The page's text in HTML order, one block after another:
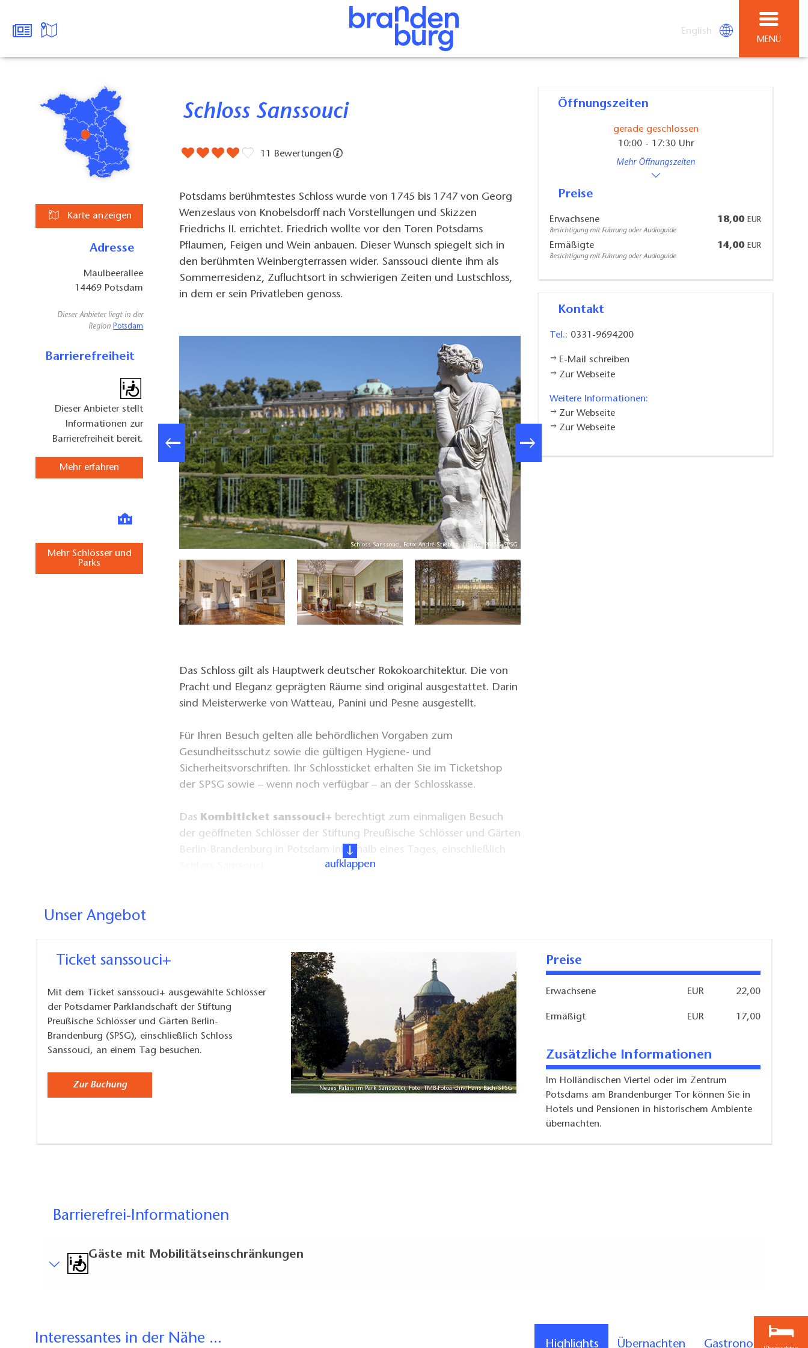
English
MENÜ
Karte anzeigen
Adresse
Maulbeerallee
14469 Potsdam
Dieser Anbieter liegt in der
Region Potsdam
Barrierefreiheit
Dieser Anbieter stellt
Informationen zur
Barrierefreiheit bereit.
Mehr erfahren
Mehr Schlösser und
Parks
Schloss Sanssouci
11 Bewertungen
Potsdams berühmtestes Schloss wurde von 1745 bis 1747 von Georg
Wenzeslaus von Knobelsdorff nach Vorstellungen und Skizzen
Friedrichs II. errichtet. Friedrich wollte vor den Toren Potsdams
Pflaumen, Feigen und Wein anbauen. Dieser Wunsch spiegelt sich in
den berühmten Weinbergterrassen wider. Sanssouci diente ihm als
Sommerresidenz, Zufluchtsort in schwierigen Zeiten und Lustschloss,
in dem er sein Privatleben genoss.
Schloss Sanssouci, Foto: André Stiebitz, Lizenz: PMSG SPSG
Das Schloss gilt als Hauptwerk deutscher Rokokoarchitektur. Die von
Pracht und Eleganz geprägten Räume sind original ausgestattet. Darin
sind Meisterwerke von Watteau, Panini und Pesne ausgestellt.
Für Ihren Besuch gelten alle behördlichen Vorgaben zum
Gesundheitsschutz sowie die gültigen Hygiene- und
Sicherheitsvorschriften. Ihr Schlossticket erhalten Sie im Ticketshop
der SPSG sowie – wenn noch verfügbar – an der Schlosskasse.
Das Kombiticket sanssouci+ berechtigt zum einmaligen Besuch
der geöffneten Schlösser der Stiftung Preußische Schlösser und Gärten
Berlin-Brandenburg in Potsdam innerhalb eines Tages, einschließlich
Geräte) herunterladen. Der Multimedia-Guide ist in
Deutsch
Deutscher Gebärdensprache (DGS)
Leichter Sprache
Englisch verfügbar. In den Schlössern der SPSG steht Ihnen ein freies
WLAN zur Verfügung, sodass Sie auch vor Ort auf den digitalen Guide
mit Ihrem eigenen mobilen Endgerät zugreifen können.
aufklappen
Öffnungszeiten
gerade geschlossen
10:00 - 17:30 Uhr
Mehr Öffnungszeiten
Preise
Erwachsene 18,00 EUR
Besichtigung mit Führung oder Audioguide
Ermäßigte 14,00EUR
Besichtigung mit Führung oder Audioguide
Kontakt
Tel.: 0331-9694200
E-Mail schreiben
Zur Webseite
Weitere Informationen:
Zur Webseite
Zur Webseite
Unser Angebot
Ticket sanssouci+
Mit dem Ticket sanssouci+ ausgewählte Schlösser
der Potsdamer Parklandschaft der Stiftung
Preußische Schlösser und Gärten Berlin-
Brandenburg (SPSG), einschließlich Schloss
Sanssouci, an einem Tag besuchen.
Zur Buchung Neues Palais im Park Sanssouci, Foto: TMB-Fotoarchiv/Hans Bach/SPSG
Preise
Erwachsene EUR 22,00
Ermäßigt EUR 17,00
Zusätzliche Informationen
Im Holländischen Viertel oder im Zentrum
Potsdams am Brandenburger Tor können Sie in
Hotels und Pensionen in historischem Ambiente
übernachten.
Barrierefrei-Informationen
Gäste mit Mobilitätseinschränkungen
9 ausgewiesene Behindertenparkplätze vorhanden
Interessantes in der Nähe ... Highlights Übernachten Gastronomie